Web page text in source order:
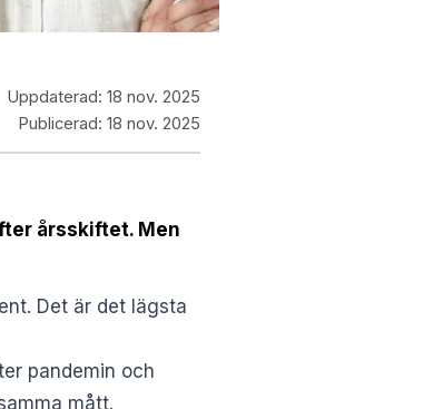
Uppdaterad: 18 nov. 2025
Publicerad: 18 nov. 2025
årsskiftet. Men
Det är det lägsta
pandemin och
mått.